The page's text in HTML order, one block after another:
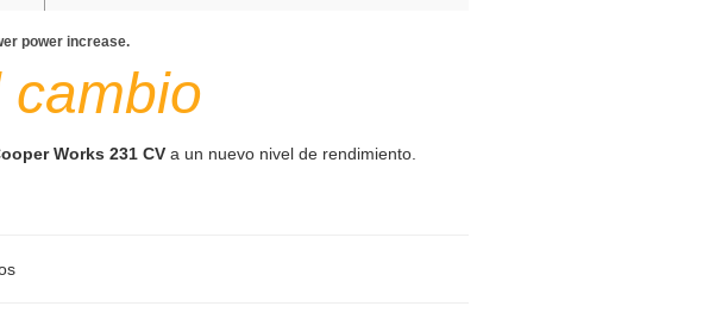
power increase.
cambio
Works 231 CV a un nuevo nivel de rendimiento.